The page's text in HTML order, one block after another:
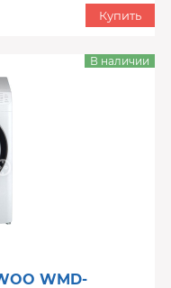
Купить
WMD-
В наличии